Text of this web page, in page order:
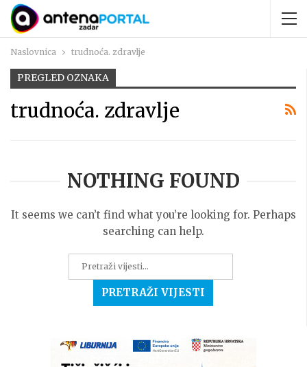
Naslovnica trudnoća. zdravlje
PREGLED OZNAKA
trudnoća. zdravlje
NOTHING FOUND
It seems we can’t find what you’re looking for. Perhaps
searching can help.